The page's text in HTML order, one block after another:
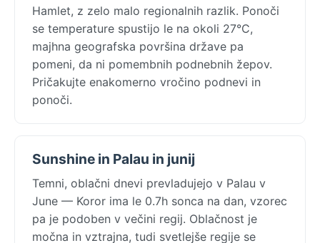
Hamlet, z zelo malo regionalnih razlik. Ponoči
se temperature spustijo le na okoli 27°C,
majhna geografska površina države pa
pomeni, da ni pomembnih podnebnih žepov.
Pričakujte enakomerno vročino podnevi in
ponoči.
Sunshine in Palau in junij
Temni, oblačni dnevi prevladujejo v Palau v
June — Koror ima le 0.7h sonca na dan, vzorec
pa je podoben v večini regij. Oblačnost je
močna in vztrajna, tudi svetlejše regije se